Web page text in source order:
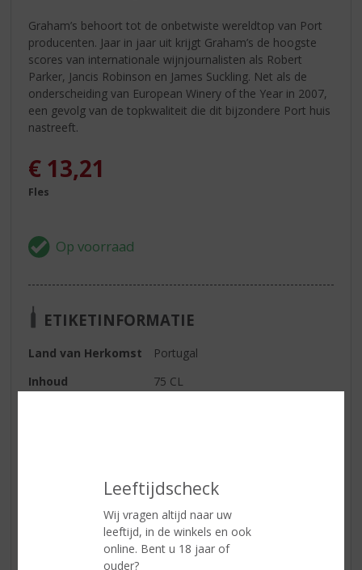
Leeftijdscheck
Wij vragen altijd naar uw
leeftijd, in de winkels en ook
online. Bent u 18 jaar of
ouder?
Graham’s behoort tot de onbetwiste wereldtop van Port
producenten. Jaar in jaar uit krijgt Graham’s de hoogste
scores van internationale wijnjournalisten als Robert
Parker, Jancis Robinson en James Suckling. Net als de
onderscheiding van European Winery of the Year in 2007,
een gevolg van de topkwaliteit die dit bijzondere Port huis
nastreeft.
€ 13,21
Fles
ETIKETINFORMATIE
Land van Herkomst
Portugal
Inhoud
75 CL
met een lange afdronk.
Reviews